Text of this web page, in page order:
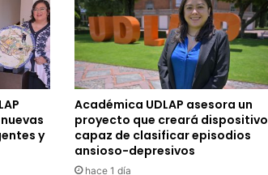
y
Académica UDLAP asesora un
proyecto que creará dispositivo
capaz de clasificar episodios
ansioso-depresivos
hace 1 día